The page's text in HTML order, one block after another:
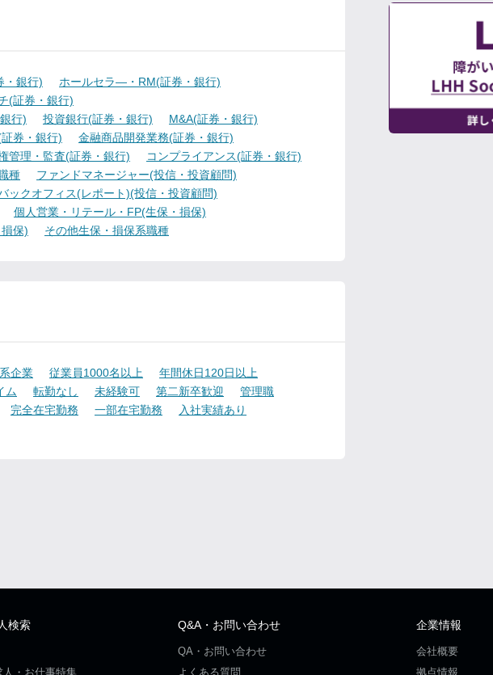
・銀行)
ホールセラ―・RM(証券・銀行)
(証券・銀行)
行)
投資銀行(証券・銀行)
M&A(証券・銀行)
券・銀行)
金融商品開発業務(証券・銀行)
管理・監査(証券・銀行)
コンプライアンス(証券・銀行)
種
ファンドマネージャー(投信・投資顧問)
ックオフィス(レポート)(投信・投資顧問)
個人営業・リテール・FP(生保・損保)
保) その他生保・損保系職種
企業 従業員1000名以上
年間休日120日以上
ム 転勤なし 未経験可 第二新卒歓迎
管理職
完全在宅勤務 一部在宅勤務
入社実績あり
検索
・お仕事特集
Q&A・お問い合わせ
QA・お問い合わせ
よくある質問
企業情報
会社概要
拠点情報